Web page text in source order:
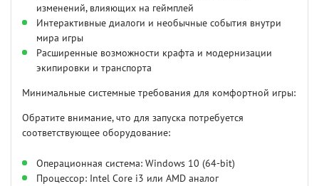
изменений, влияющих на геймплей
Интерактивные диалоги и необычные события внутри
мира игры
Расширенные возможности крафта и модернизации
экипировки и транспорта
Минимальные системные требования для комфортной игры:
Обратите внимание, что для запуска потребуется
соответствующее оборудование:
Операционная система: Windows 10 (64-bit)
Процессор: Intel Core i3 или AMD аналог